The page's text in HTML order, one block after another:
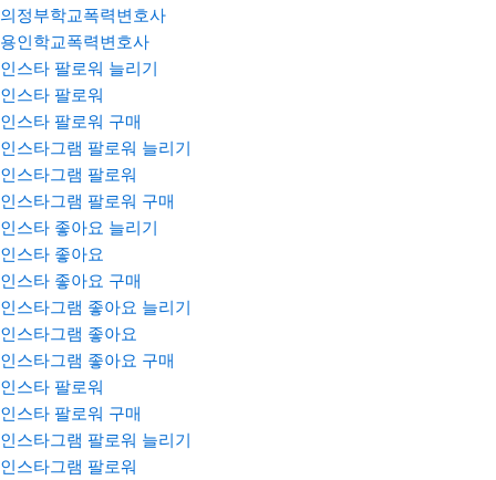
의정부학교폭력변호사
용인학교폭력변호사
인스타 팔로워 늘리기
인스타 팔로워
인스타 팔로워 구매
인스타그램 팔로워 늘리기
인스타그램 팔로워
인스타그램 팔로워 구매
인스타 좋아요 늘리기
인스타 좋아요
인스타 좋아요 구매
인스타그램 좋아요 늘리기
인스타그램 좋아요
인스타그램 좋아요 구매
인스타 팔로워
인스타 팔로워 구매
인스타그램 팔로워 늘리기
인스타그램 팔로워